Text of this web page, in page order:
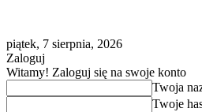
piątek, 7 sierpnia, 2026
Zaloguj
Witamy! Zaloguj się na swoje konto
Twoja
Twoje